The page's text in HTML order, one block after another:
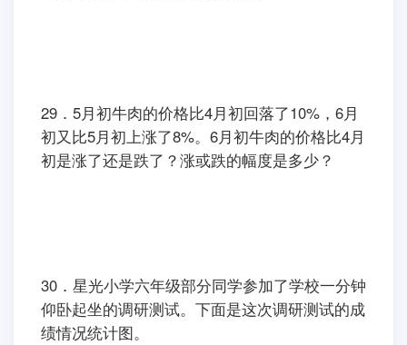
29．5月初牛肉的价格比4月初回落了10%，6月
初又比5月初上涨了8%。6月初牛肉的价格比4月
初是涨了还是跌了？涨或跌的幅度是多少？
30．星光小学六年级部分同学参加了学校一分钟
仰卧起坐的调研测试。下面是这次调研测试的成
绩情况统计图。